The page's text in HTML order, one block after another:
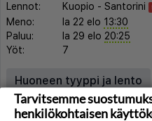
Lennot: Kuopio - Santorini
Meno: la 22 elo 13:30
Paluu:
la 29 elo 20:25
Yöt:
7
Huoneen tyyppi ja lento
Tarvitsemme
henkilökohtaisen